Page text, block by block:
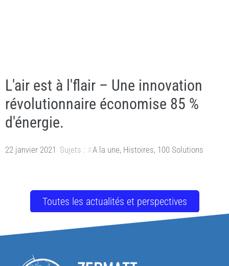
L'air est à l'flair – Une innovation
révolutionnaire économise 85 %
d'énergie.
22 janvier 2021 Sujets : A la une, Histoires, 100 Solutions
Toutes les actualités et perspectives